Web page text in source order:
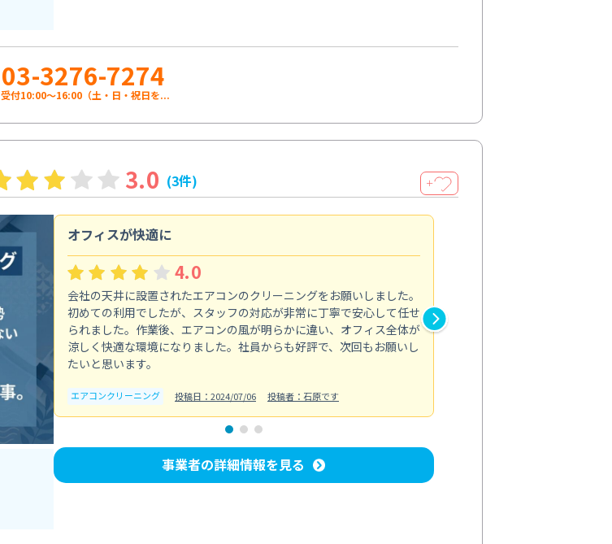
03-3276-7274
受付10:00〜16:00（土・日・祝日を...
3.0 (3件) ＋
オフィスが快適に
4.0
会社の天井に設置されたエアコンのクリーニングをお願いしました。
初めての利用でしたが、スタッフの対応が非常に丁寧で安心して任せ
られました。作業後、エアコンの風が明らかに違い、オフィス全体が
涼しく快適な環境になりました。社員からも好評で、次回もお願いし
たいと思います。
エアコンクリーニング 投稿日：2024/07/06 投稿者：石原です
事業者の詳細情報を見る